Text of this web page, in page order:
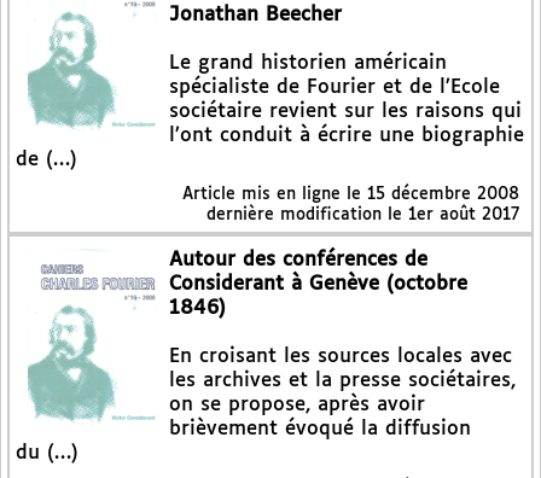
Jonathan Beecher
Le grand historien américain
spécialiste de Fourier et de l’Ecole
sociétaire revient sur les raisons qui
l’ont conduit à écrire une biographie
de (…)
Article mis en ligne le 15 décembre 2008
dernière modification le 1er août 2017
Autour des conférences de
Considerant à Genève (octobre
1846)
En croisant les sources locales avec
les archives et la presse sociétaires,
on se propose, après avoir
brièvement évoqué la diffusion
du (…)